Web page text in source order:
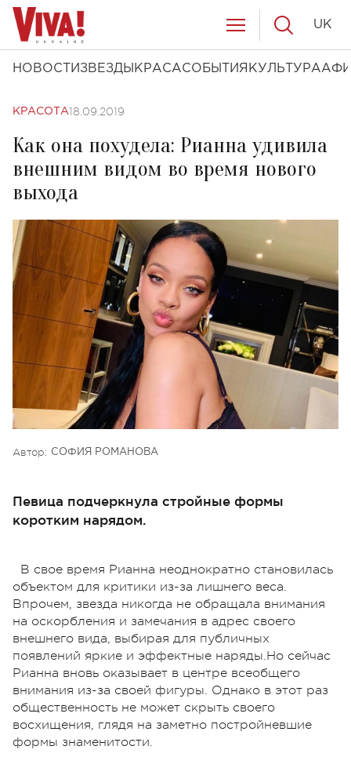
НОВОСТИ ЗВЕЗДЫ КРАСАСОБЫТИЯ КУЛЬТУРА
UK
КРАСОТА18.09.2019
Как она похудела: Рианна удивила
внешним видом во время нового
выхода
Автор: СОФИЯ РОМАНОВА
Певица подчеркнула стройные формы
коротким нарядом.
В свое время Рианна неоднократно становилась
объектом для критики из-за лишнего веса.
Впрочем, звезда никогда не обращала внимания
на оскорбления и замечания в адрес своего
внешнего вида, выбирая для публичных
появлений яркие и эффектные наряды.Но сейчас
Рианна вновь оказывает в центре всеобщего
внимания из-за своей фигуры. Однако в этот раз
общественность не может скрыть своего
восхищения, глядя на заметно постройневшие
формы знаменитости.